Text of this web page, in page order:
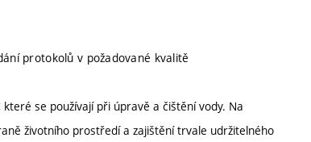
protokolů v požadované kvalitě
se používají při úpravě a čištění vody. Na
životního prostředí a zajištění trvale udržitelného